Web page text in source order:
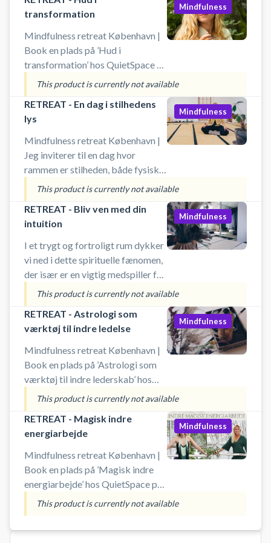
transformation
Mindfulness retreat København |
Book en plads på ’Hud i
transformation’ hos QuietSpace på
Højbro Plads i København. Et
sanseligt og jordnært retreat for
kvinder 40+, der ønsker at forstå
og pleje huden i og efter
overgangsalderen. Gennem viden,
ritualer og naturlig hudpleje
arbejder vi med indre balance og
ydre glød – i en kærlig atmosfære,
der forbinder skønhed med
velvære.
Mindfulness
This product is currently not available
RETREAT - En dag i stilhedens
lys
Mindfulness retreat København |
Jeg inviterer til en dag hvor
rammen er stilheden, både fysisk
og energetisk. Når vi bevidst
tilvælger en kollektiv stilhed,
opstår der en energetisk stilhed,
som tillader et indre rum for en
dybere væren og refleksion
Mindfulness
This product is currently not available
RETREAT - Bliv ven med din
intuition
I et trygt og fortroligt rum dykker
vi ned i dette spirituelle fænomen,
der især er en vigtig medspiller for
kvinder, der bevæger sig i
området af den tredje alder. Vi ser
på de forhindringer, der kan
blokere din intuition, og du får
indsigt i, hvordan at du kan styrke
din kontakt med den
Mindfulness
This product is currently not available
RETREAT - Astrologi som
værktøj til indre ledelse
Mindfulness retreat København |
Book en plads på ’Astrologi som
værktøj til indre lederskab’ hos
QuietSpace på Højbro Plads. Dyk
ned i astrologiens visdom og
opdag, hvordan dit
fødselshoroskop kan åbne for
personlig indsigt og indre styring.
Retreatet guider dig til at forstå
dine mønstre, potentialer og
længsler – og hjælper dig med at
tage lederskab i dit eget liv med
Mindfulness
This product is currently not available
RETREAT - Magisk indre
energiarbejde
Mindfulness retreat København |
Book en plads på ’Magisk indre
energiarbejde’ hos QuietSpace på
Højbro Plads. Træd ind i et
nærende retreat for kvinder, der
længes efter at leve ægte, frit og
Mindfulness
This product is currently not available